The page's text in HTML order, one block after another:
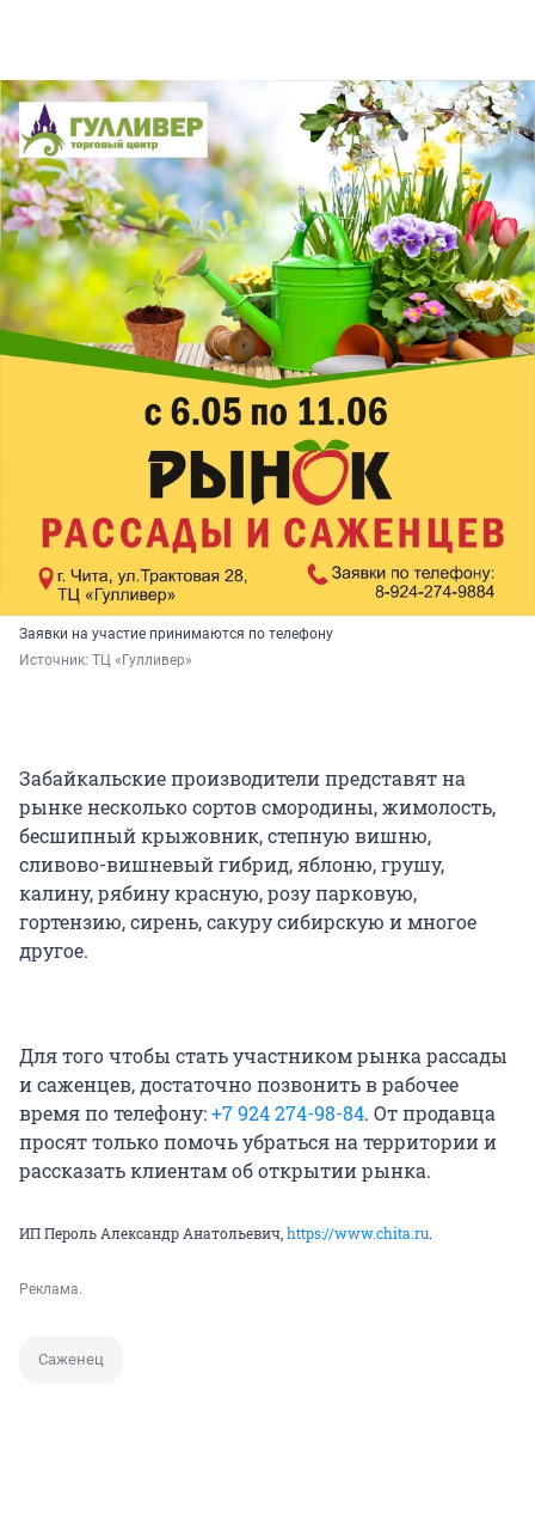
Заявки на участие принимаются по телефону
Источник: ТЦ «Гулливер»
Забайкальские производители представят на
рынке несколько сортов смородины, жимолость,
бесшипный крыжовник, степную вишню,
сливово-вишневый гибрид, яблоню, грушу,
калину, рябину красную, розу парковую,
гортензию, сирень, сакуру сибирскую и многое
другое.
Для того чтобы стать участником рынка рассады
и саженцев, достаточно позвонить в рабочее
время по телефону:+7 924 274-98-84. От продавца
просят только помочь убраться на территории и
рассказать клиентам об открытии рынка.
ИП Пероль Александр Анатольевич, https://www.chita.ru.
Реклама.
Саженец